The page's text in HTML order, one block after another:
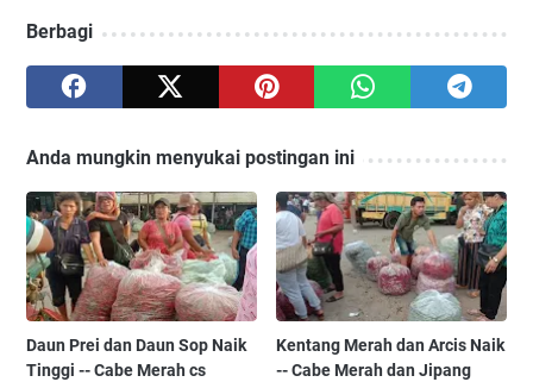
Berbagi
Anda mungkin menyukai postingan ini
Daun Prei dan Daun Sop Naik
Tinggi -- Cabe Merah cs
Kentang Merah dan Arcis Naik
-- Cabe Merah dan Jipang